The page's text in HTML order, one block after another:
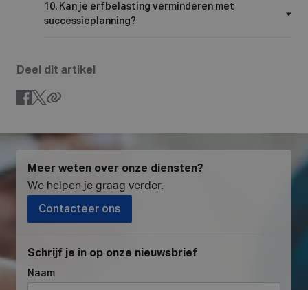
10. Kan je erfbelasting verminderen met
successieplanning?
Deel dit artikel
Meer weten over onze diensten?
We helpen je graag verder.
Contacteer ons
Schrijf je in op onze nieuwsbrief
Naam